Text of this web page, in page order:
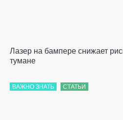
Лазер на бампере снижает
тумане
ВАЖНО ЗНАТЬ СТАТЬИ